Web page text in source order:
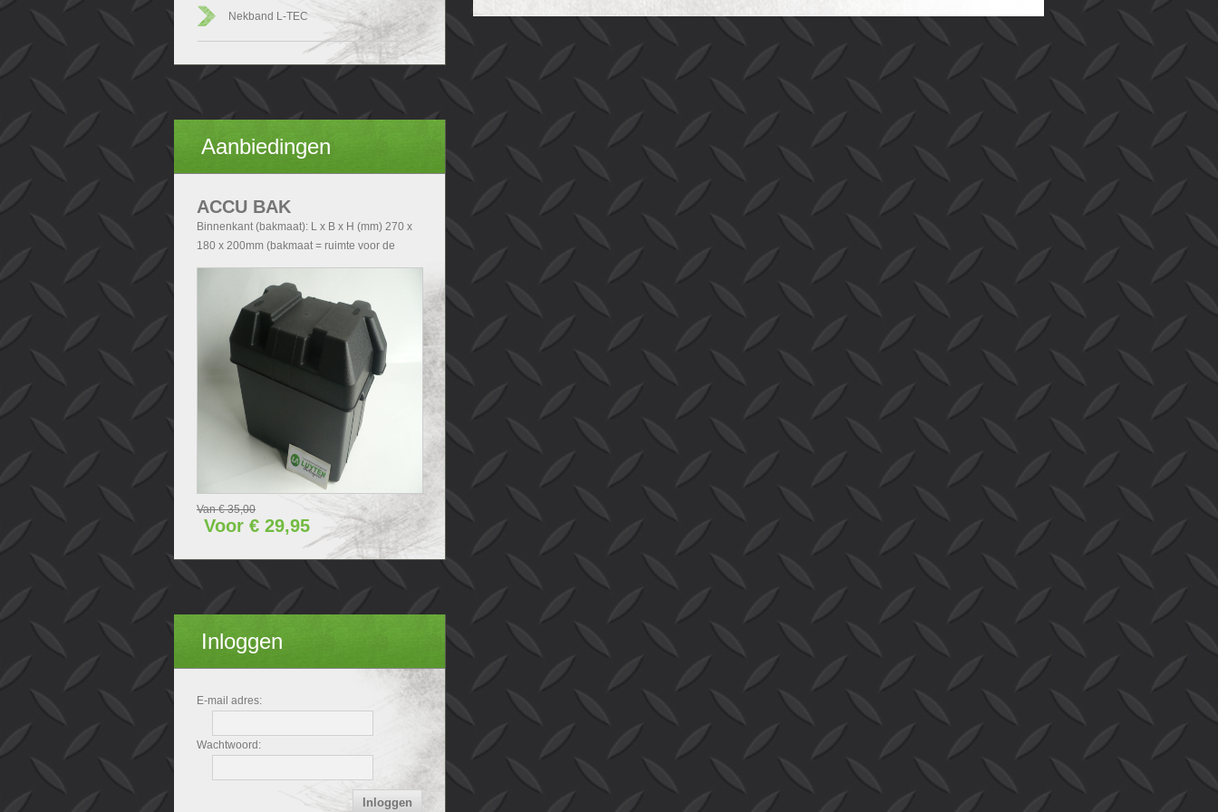
Nekband L-TEC
Aanbiedingen
ACCU BAK
Binnenkant (bakmaat): L x B x H (mm) 270 x
180 x 200mm (bakmaat = ruimte voor de
accu). Buitenkant (Totale afmetingen accubak
exclusief deksel): - Zonder handvatten L x B x
H (mm) 290x200x210 - Met handvatten L x B
x H (mm) 340x200x210. Buitenkant (Totale
afmetingen accubak inclusief deksel): L x B x
H (mm) 340x240x280.
Van € 35,00
Voor € 29,95
Inloggen
E-mail adres:
Wachtwoord: